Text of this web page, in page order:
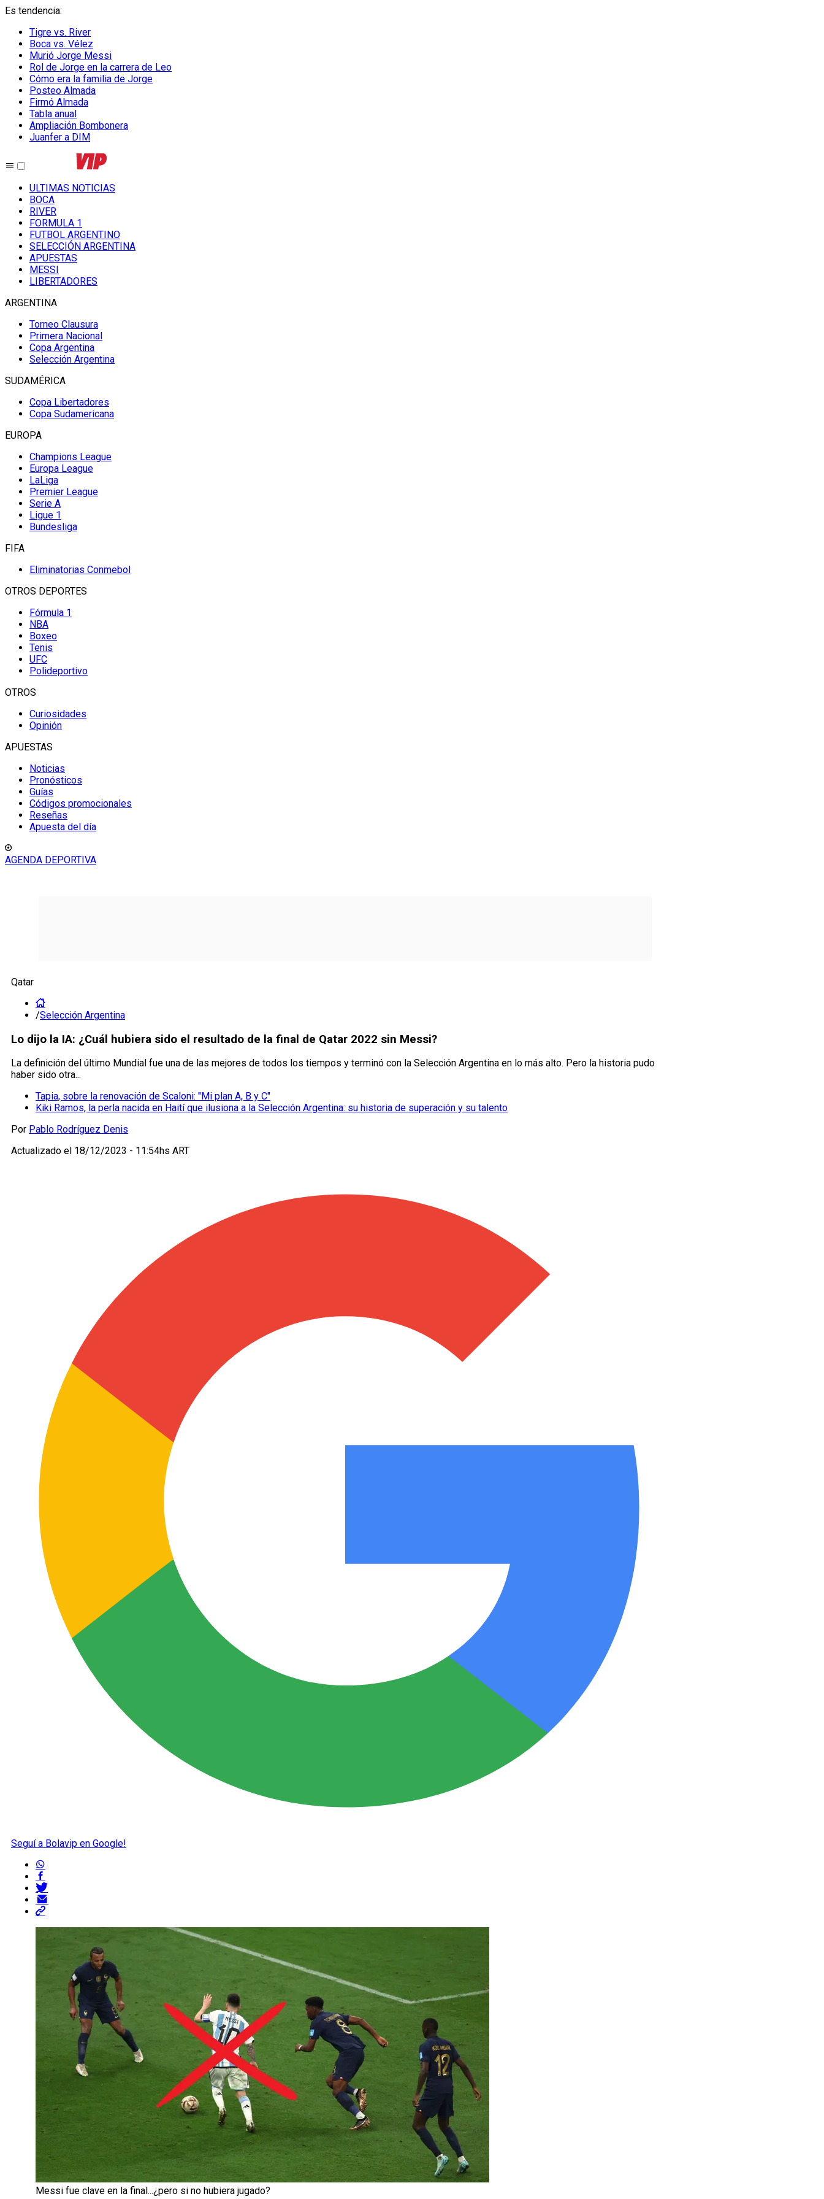
Es tendencia:
Tigre vs. River
Boca vs. Vélez
Murió Jorge Messi
Rol de Jorge en la carrera de Leo
Cómo era la familia de Jorge
Posteo Almada
Firmó Almada
Tabla anual
Ampliación Bombonera
Juanfer a DIM
ULTIMAS NOTICIAS
BOCA
RIVER
FORMULA 1
FUTBOL ARGENTINO
SELECCIÓN ARGENTINA
APUESTAS
MESSI
LIBERTADORES
ARGENTINA
Torneo Clausura
Primera Nacional
Copa Argentina
Selección Argentina
SUDAMÉRICA
Copa Libertadores
Copa Sudamericana
EUROPA
Champions League
Europa League
LaLiga
Premier League
Serie A
Ligue 1
Bundesliga
FIFA
Eliminatorias Conmebol
OTROS DEPORTES
Fórmula 1
NBA
Boxeo
Tenis
UFC
Polideportivo
OTROS
Curiosidades
Opinión
APUESTAS
Noticias
Pronósticos
Guías
Códigos promocionales
Reseñas
Apuesta del día
AGENDA DEPORTIVA
Qatar
/Selección Argentina
Lo dijo la IA: ¿Cuál hubiera sido el resultado de la final de Qatar 2022 sin Messi?
La definición del último Mundial fue una de las mejores de todos los tiempos y terminó con la Selección Argentina en lo más alto. Pero la historia pudo
haber sido otra...
Tapia, sobre la renovación de Scaloni: "Mi plan A, B y C"
Kiki Ramos, la perla nacida en Haití que ilusiona a la Selección Argentina: su historia de superación y su talento
Por Pablo Rodríguez Denis
Actualizado el 18/12/2023 - 11:54hs ART
Seguí a Bolavip en Google!
Messi fue clave en la final...¿pero si no hubiera jugado?